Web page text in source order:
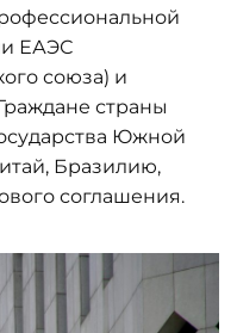
ЕАЭС
союза) и
страны
Южной
Бразилию,
соглашения.